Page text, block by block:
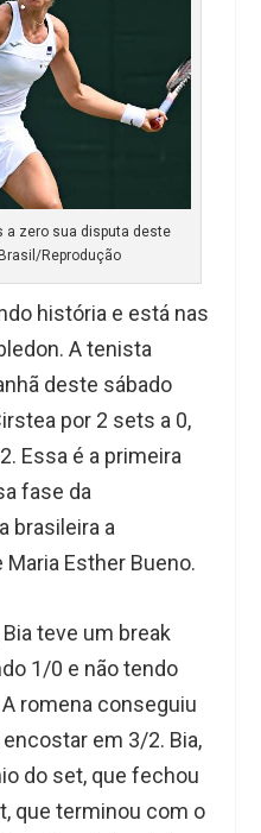
a zero sua disputa deste
Reprodução
história e está nas
A tenista
deste sábado
por 2 sets a 0,
Essa é a primeira
fase da
brasileira a
Esther Bueno.
teve um break
1/0 e não tendo
romena conseguiu
em 3/2. Bia,
do set, que fechou
que terminou com o